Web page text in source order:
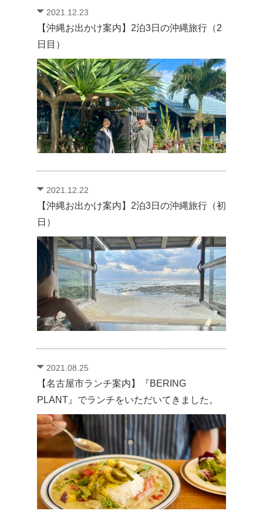
2021.12.23
【沖縄お出かけ案内】2泊3日の沖縄旅行（2
日目）
2021.12.22
【沖縄お出かけ案内】2泊3日の沖縄旅行（初
日）
2021.08.25
【名古屋市ランチ案内】『BERING
PLANT』でランチをいただいてきました。